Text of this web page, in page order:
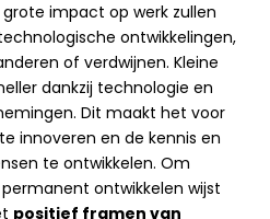
impact op werk zullen
ontwikkelingen,
of verdwijnen. Kleine
dankzij technologie en
Dit maakt het voor
innoveren en de kennis en
te ontwikkelen. Om
ontwikkelen wijst
positief framen van